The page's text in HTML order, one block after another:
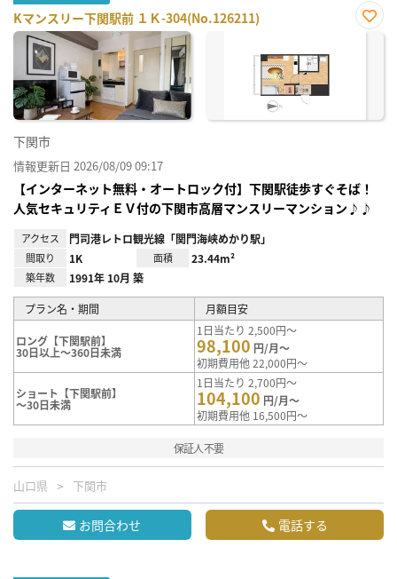
Kマンスリー下関駅前 １Ｋ-304(No.126211)
お気
下関市
情報更新日 2026/08/09 09:17
【インターネット無料・オートロック付】下関駅徒歩すぐそば！
人気セキュリティＥＶ付の下関市高層マンスリーマンション♪♪
アクセス 門司港レトロ観光線「関門海峡めかり駅」
間取り 1K 面積 23.44m²
築年数 1991年 10月 築
プラン名・期間 月額目安
ロング【下関駅前】
30日以上～360日未満
1日当たり 2,500円～
98,100 円/月～
初期費用他 22,000円～
ショート【下関駅前】
～30日未満
1日当たり 2,700円～
104,100 円/月～
初期費用他 16,500円～
保証人不要
山口県 下関市
お問合わせ 電話する